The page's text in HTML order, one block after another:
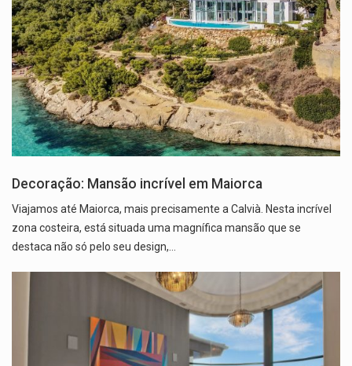
Decoração: Mansão incrível em Maiorca
Viajamos até Maiorca, mais precisamente a Calvià. Nesta incrível
zona costeira, está situada uma magnífica mansão que se
destaca não só pelo seu design,…